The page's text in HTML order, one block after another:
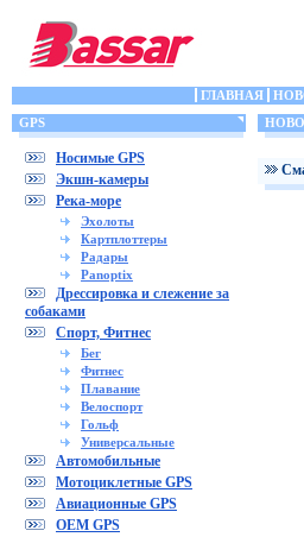
ГЛАВНАЯ
GPS
Носимые GPS
Экшн-камеры
Река-море
Эхолоты
Картплоттеры
Радары
Panoptix
Дрессировка и слежение за
собаками
Спорт, Фитнес
Бег
Фитнес
Плавание
Велоспорт
Гольф
Универсальные
Автомобильные
Мотоциклетные GPS
Авиационные GPS
OEM GPS